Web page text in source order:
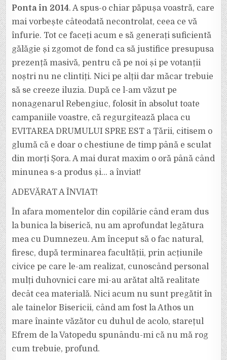
Ponta în 2014. A spus-o chiar păpușa voastră, care
mai vorbește câteodată necontrolat, ceea ce vă
înfurie. Tot ce faceți acum e să generați suficientă
gălăgie și zgomot de fond ca să justifice presupusa
prezență masivă, pentru că pe noi și pe votanții
noștri nu ne clintiți. Nici pe alții dar măcar trebuie
să se creeze iluzia. După ce l-am văzut pe
nonagenarul Rebengiuc, folosit în absolut toate
campaniile voastre, că regurgitează placa cu
EVITAREA DRUMULUI SPRE EST a Țării, citisem o
glumă că e doar o chestiune de timp până e sculat
din morți Șora. A mai durat maxim o oră până când
minunea s-a produs și… a înviat!
ADEVĂRAT A ÎNVIAT!
În afara momentelor din copilărie când eram dus
la bunica la biserică, nu am aprofundat legătura
mea cu Dumnezeu. Am început să o fac natural,
firesc, după terminarea facultății, prin acțiunile
civice pe care le-am realizat, cunoscând personal
mulți duhovnici care mi-au arătat altă realitate
decât cea materială. Nici acum nu sunt pregătit în
ale tainelor Bisericii, când am fost la Athos un
mare înainte văzător cu duhul de acolo, starețul
Efrem de la Vatopedu spunându-mi că nu mă rog
cum trebuie, profund.